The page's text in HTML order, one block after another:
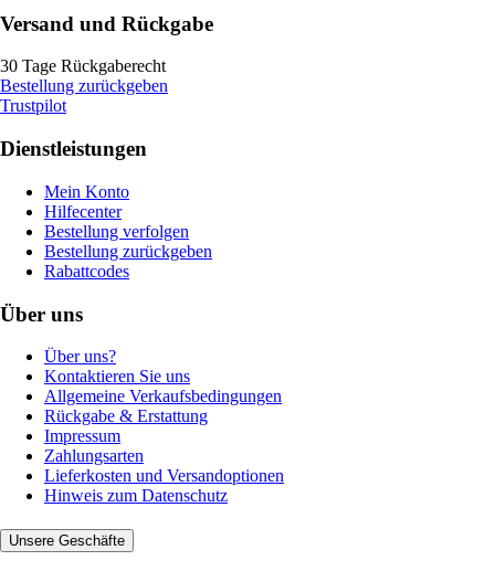
Versand und Rückgabe
30 Tage Rückgaberecht
Bestellung zurückgeben
Trustpilot
Dienstleistungen
Mein Konto
Hilfecenter
Bestellung verfolgen
Bestellung zurückgeben
Rabattcodes
Über uns
Über uns?
Kontaktieren Sie uns
Allgemeine Verkaufsbedingungen
Rückgabe & Erstattung
Impressum
Zahlungsarten
Lieferkosten und Versandoptionen
Hinweis zum Datenschutz
Unsere Geschäfte